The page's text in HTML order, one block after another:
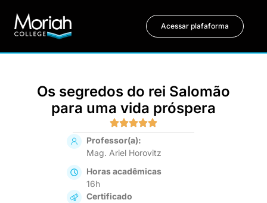
Acessar plafaforma
Os segredos do rei Salomão
para uma vida próspera
Professor(a):
Mag. Ariel Horovitz
Horas acadêmicas
16h
Certificado